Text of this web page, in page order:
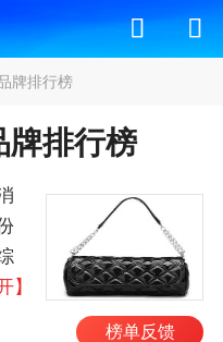
牌排行榜
牌排行榜
】
榜单反馈